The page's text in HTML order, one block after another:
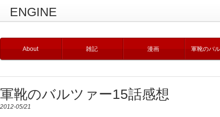
ENGINE
About 雑記 漫画 軍靴のバ
軍靴のバルツァー15話感想
2012-05/21